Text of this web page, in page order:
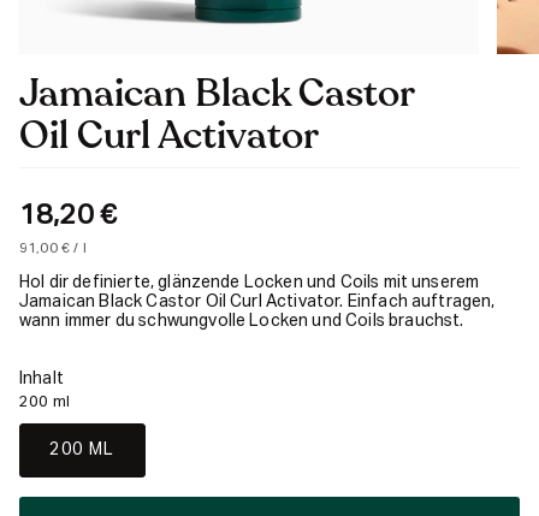
Jamaican Black Castor
Oil Curl Activator
18,20 €
Einheitspreis
91,00 € /pro
Hol dir definierte, glänzende Locken und Coils mit unserem
Jamaican Black Castor Oil Curl Activator. Einfach auftragen,
wann immer du schwungvolle Locken und Coils brauchst.
Inhalt
200 ml
200 ML